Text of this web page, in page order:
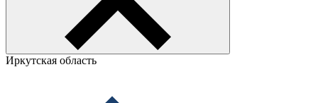
Иркутская область